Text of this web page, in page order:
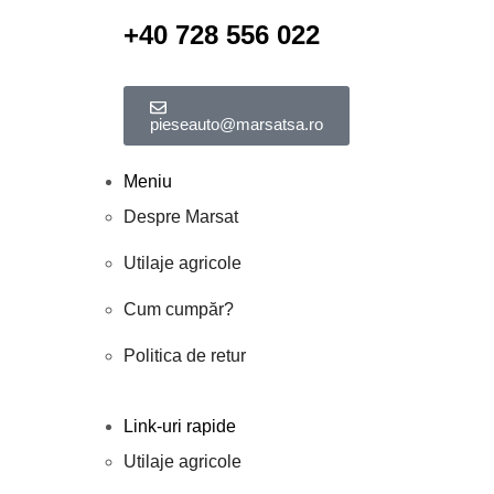
+40 728 556 022
pieseauto@marsatsa.ro
Meniu
Despre Marsat
Utilaje agricole
Cum cumpăr?
Politica de retur
Link-uri rapide
Utilaje agricole